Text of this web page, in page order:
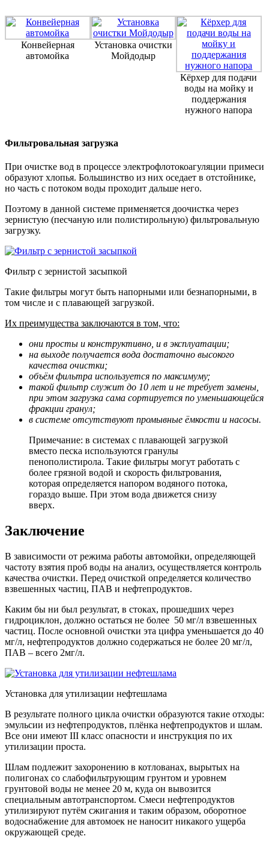
Конвейерная
автомойка
Установка очистки
Мойдодыр
Кёрхер для подачи
воды на мойку и
поддержания
нужного напора
Фильтровальная загрузка
При очистке вод в процессе электрофлотокоагуляции примеси
образуют хлопья. Большинство из них оседает в отстойнике,
но часть с потоком воды проходит дальше него.
Поэтому в данной системе применяется доочистка через
зернистую (песчаную или полистирольную) фильтровальную
загрузку.
Фильтр с зернистой засыпкой
Такие фильтры могут быть напорными или безнапорными, в
том числе и с плавающей загрузкой.
Их преимущества заключаются в том, что:
они просты и конструктивно, и в эксплуатации;
на выходе получается вода достаточно высокого
качества очистки;
объём фильтра используется по максимуму;
такой фильтр служит до 10 лет и не требует замены,
при этом загрузка сама сортируется по уменьшающейся
фракции гранул;
в системе отсутствуют промывные ёмкости и насосы.
Примечание: в системах с плавающей загрузкой
вместо песка используются гранулы
пенополистирола. Такие фильтры могут работать с
более грязной водой и скорость фильтрования,
которая определяется напором водяного потока,
гораздо выше. При этом вода движется снизу
вверх.
Заключение
В зависимости от режима работы автомойки, определяющей
частоту взятия проб воды на анализ, осуществляется контроль
качества очистки. Перед очисткой определяется количество
взвешенных частиц, ПАВ и нефтепродуктов.
Каким бы ни был результат, в стоках, прошедших через
гидроциклон, должно остаться не более 50 мг/л взвешенных
частиц. После основной очистки эта цифра уменьшается до 40
мг/л, нефтепродуктов должно содержаться не более 20 мг/л,
ПАВ – всего 2мг/л.
Установка для утилизации нефтешлама
В результате полного цикла очистки образуются такие отходы:
эмульсии из нефтепродуктов, плёнка нефтепродуктов и шлам.
Все они имеют III класс опасности и инструкция по их
утилизации проста.
Шлам подлежит захоронению в котлованах, вырытых на
полигонах со слабофильтрующим грунтом и уровнем
грунтовой воды не менее 20 м, куда он вывозится
специальным автотранспортом. Смеси нефтепродуктов
утилизируют путём сжигания и таким образом, оборотное
водоснабжение для автомоек не наносит никакого ущерба
окружающей среде.